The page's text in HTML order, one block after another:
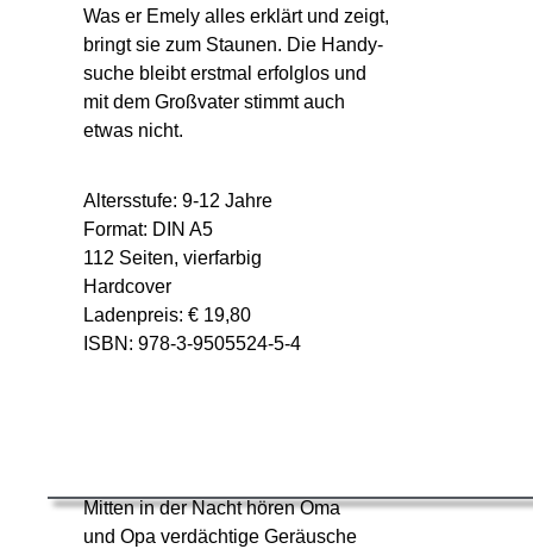
Was er Emely alles erklärt und zeigt,
bringt sie zum Staunen. Die Handy-
suche bleibt erstmal erfolglos und
mit dem Großvater stimmt auch
etwas nicht.
Altersstufe: 9-12 Jahre
Format: DIN A5
112 Seiten, vierfarbig
Hardcover
Ladenpreis: € 19,80
ISBN: 978-3-9505524-5-4
Mitten in der Nacht hören Oma
und Opa verdächtige Geräusche